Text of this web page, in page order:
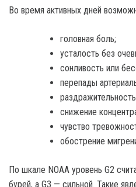
Во время активных дней
головная боль;
усталость без
сонливость или
перепады
снижение
чувство
обострение
По шкале NOAA уровень G2
бурей, а G3 — сильной. Такие